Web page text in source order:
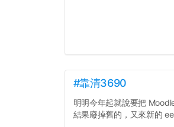
#靠清3690
明明今年起就說要把
結果廢掉舊的，又來新的